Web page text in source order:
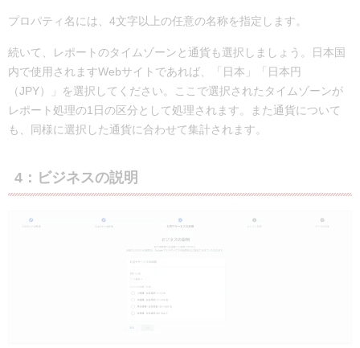
プロパティ名には、4文字以上の任意の名称を指定します。
続いて、レポートのタイムゾーンと通貨も選択しましょう。日本国
内で使用されますWebサイトであれば、「日本」「日本円
（JPY）」を選択してください。ここで選択されたタイムゾーンが
レポート処理の1日の区分として処理されます。また通貨について
も、同様に選択した通貨に合わせて集計されます。
4：ビジネスの説明